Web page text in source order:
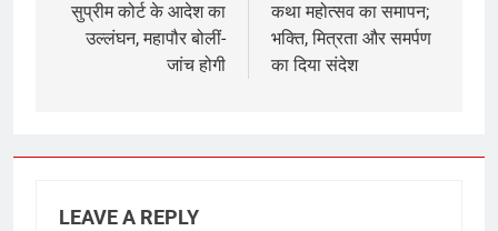
सुप्रीम कोर्ट के आदेश का
उल्लंघन, महापौर बोलीं-
जांच होगी
कथा महोत्सव का समापन;
भक्ति, मित्रता और समर्पण
का दिया संदेश
LEAVE A REPLY